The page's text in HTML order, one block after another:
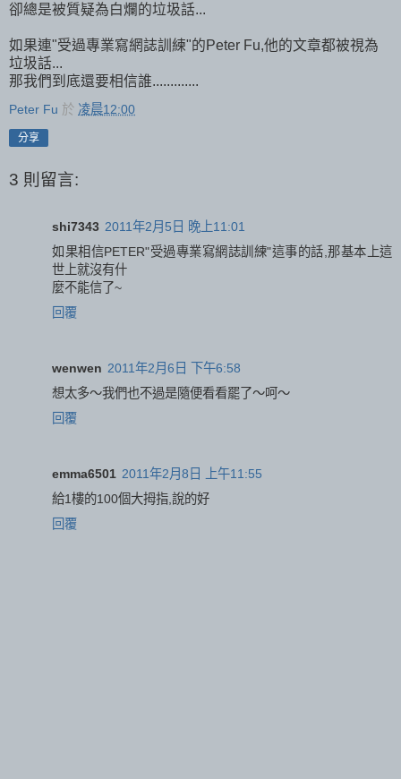
卻總是被質疑為白爛的垃圾話...
如果連"受過專業寫網誌訓練"的Peter Fu,他的文章都被視為
垃圾話...
那我們到底還要相信誰.............
Peter Fu 於 凌晨12:00
分享
3 則留言:
shi7343 2011年2月5日 晚上11:01
如果相信PETER"受過專業寫網誌訓練"這事的話,那基本上這
世上就沒有什
麼不能信了~
回覆
wenwen 2011年2月6日 下午6:58
想太多～我們也不過是隨便看看罷了～呵～
回覆
emma6501 2011年2月8日 上午11:55
給1樓的100個大拇指,說的好
回覆